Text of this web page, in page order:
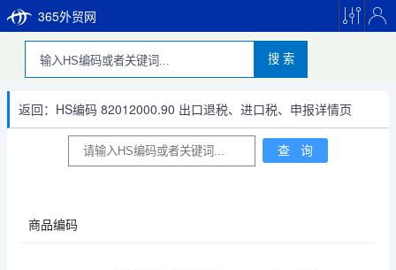
365外贸网
搜 索
返回：HS编码 82012000.90 出口退税、进口税、申报详情页
商品编码